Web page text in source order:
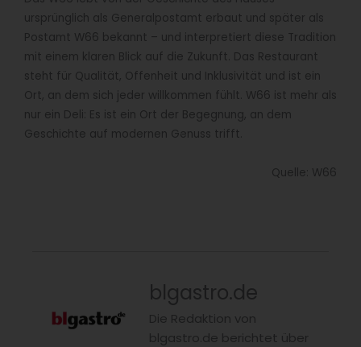
ursprünglich als Generalpostamt erbaut und später als
Postamt W66 bekannt – und interpretiert diese Tradition
mit einem klaren Blick auf die Zukunft. Das Restaurant
steht für Qualität, Offenheit und Inklusivität und ist ein
Ort, an dem sich jeder willkommen fühlt. W66 ist mehr als
nur ein Deli: Es ist ein Ort der Begegnung, an dem
Geschichte auf modernen Genuss trifft.
Quelle: W66
blgastro.de
Die Redaktion von
blgastro.de berichtet über